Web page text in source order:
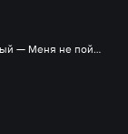
Глеб Калюжный — Меня не поймать